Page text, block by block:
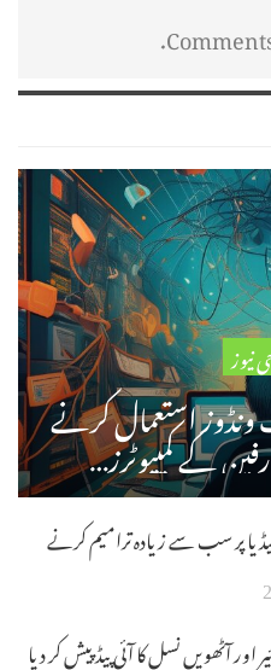
نیوز
ونڈوز استعمال کرنے
کے کمپیوٹرز…
پر سب سے زیادہ ترامیم کرنے
اور آٹھویں نسل کا آئی پیڈ پیش کر دیا